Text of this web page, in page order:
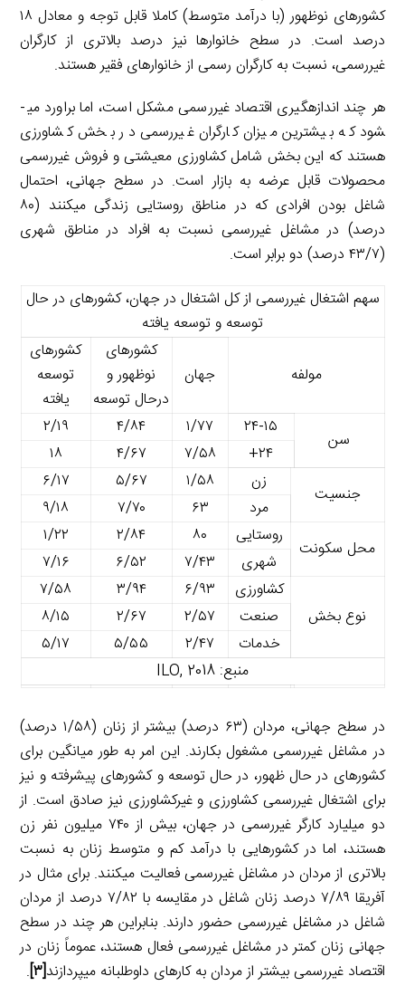
کشورهای نوظهور (با درآمد متوسط) کاملا قابل توجه و معادل ۱۸
درصد است. در سطح خانوارها نیز درصد بالاتری از کارگران
غیررسمی، نسبت به کارگران رسمی از خانوارهای فقیر هستند.
هر چند اندازه­گیری اقتصاد غیررسمی مشکل است، اما براورد می­
شود که بیشترین میزان کارگران غیررسمی در بخش کشاورزی
هستند که این بخش شامل کشاورزی معیشتی و فروش غیررسمی
محصولات قابل عرضه به بازار است. در سطح جهانی، احتمال
شاغل بودن افرادی که در مناطق روستایی زندگی می­کنند (۸۰
درصد) در مشاغل غیررسمی نسبت به افراد در مناطق شهری
(۴۳/۷ درصد) دو برابر است.
سهم اشتغال غیررسمی از کل اشتغال در جهان، کشورهای در حال
توسعه و توسعه یافته
مولفه جهان
کشورهای
نوظهور و
درحال توسعه
کشورهای
توسعه
یافته
سن
۲۴-۱۵ ۱/۷۷ ۴/۸۴
۲/۱۹
۲۴+
۷/۵۸ ۴/۶۷
۱۸
جنسیت
زن ۱/۵۸ ۵/۶۷
۶/۱۷
مرد
۶۳ ۷/۷۰
۹/۱۸
محل سکونت
روستایی ۸۰ ۲/۸۴
۱/۲۲
شهری
۷/۴۳ ۶/۵۲ ۷/۱۶
نوع بخش
کشاورزی ۶/۹۳ ۳/۹۴
۷/۵۸
صنعت
۲/۵۷ ۲/۶۷
۸/۱۵
خدمات
۲/۴۷ ۵/۵۵
۵/۱۷
منبع: ILO, 2018
در سطح جهانی، مردان (۶۳ درصد) بیشتر از زنان (۱/۵۸ درصد)
در مشاغل غیررسمی مشغول بکارند. این امر به طور میانگین برای
کشورهای در حال ظهور، در حال توسعه و کشورهای پیشرفته و نیز
برای اشتغال غیررسمی کشاورزی و غیرکشاورزی نیز صادق است. از
دو میلیارد کارگر غیررسمی در جهان، بیش از ۷۴۰ میلیون نفر زن
هستند، اما در کشورهایی با درآمد کم و متوسط زنان به نسبت
بالاتری از مردان در مشاغل غیررسمی فعالیت می­کنند. برای مثال در
آفریقا ۷/۸۹ درصد زنان شاغل در مقایسه با ۷/۸۲ درصد از مردان
شاغل در مشاغل غیررسمی حضور دارند. بنابراین هر چند در سطح
جهانی زنان کمتر در مشاغل غیررسمی فعال هستند، عموماً زنان در
اقتصاد غیررسمی بیشتر از مردان به کارهای داوطلبانه می­پردازند[۳] .